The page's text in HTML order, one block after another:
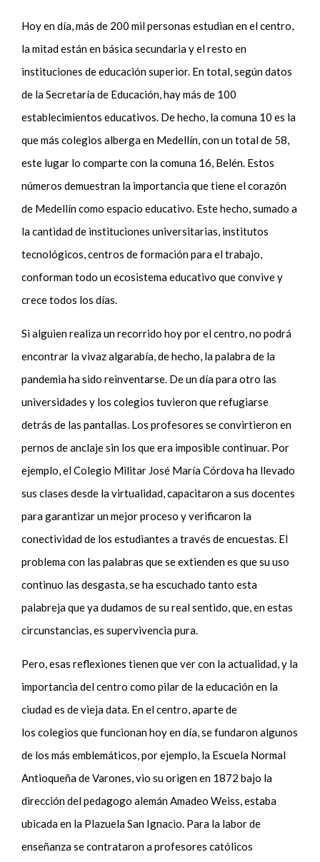
Hoy en día, más de 200 mil personas estudian en el centro,
la mitad están en básica secundaria y el resto en
instituciones de educación superior. En total, según datos
de la Secretaría de Educación, hay más de 100
establecimientos educativos. De hecho, la comuna 10 es la
quemás colegios alberga en Medellín, con un total de 58,
este lugar lo comparte con la comuna 16, Belén. Estos
números demuestran la importancia que tiene el corazón
de Medellín como espacio educativo. Este hecho, sumado a
la cantidad de instituciones universitarias, institutos
tecnológicos, centros de formación para el trabajo,
conforman todo un ecosistema educativo que convive y
crece todos los días.
Si alguien realiza un recorrido hoy por el centro, no podrá
encontrar la vivaz algarabía, de hecho, la palabra de la
pandemia ha sidoreinventarse. De un día para otro las
universidades y los colegios tuvieron que refugiarse
detrás de las pantallas. Los profesores se convirtieron en
pernos de anclaje sin los que era imposible continuar. Por
ejemplo, el Colegio Militar José María Córdova ha llevado
sus clases desde la virtualidad, capacitaron a sus docentes
para garantizar un mejor proceso y verificaron la
conectividad de los estudiantes a través de encuestas. El
problema con las palabras que se extienden es que su uso
continuo las desgasta, se ha escuchado tanto esta
palabreja que ya dudamos de su real sentido, que, en estas
circunstancias, es supervivencia pura.
Pero, esas reflexiones tienen que ver con la actualidad,y la
importancia del centro como pilar de la educación en la
ciudad es de vieja data. En el centro,aparte de
loscolegiosque funcionan hoy en día, se fundaron algunos
de los más emblemáticos,porejemplo, la Escuela Normal
Antioqueña de Varones,vio su origenen 1872 bajo la
dirección del pedagogo alemán Amadeo Weiss,estaba
ubicada en la PlazuelaSan Ignacio. Para la labor de
enseñanza se contrataron a profesores católicos